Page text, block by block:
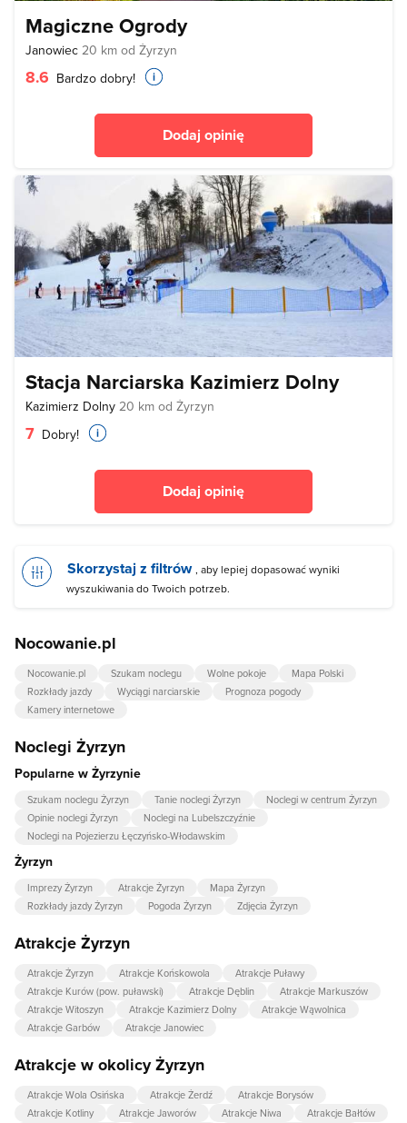
Magiczne Ogrody
Janowiec 20 km od Żyrzyn
8.6 Bardzo dobry!
Dodaj opinię
Stacja Narciarska Kazimierz Dolny
Kazimierz Dolny 20 km od Żyrzyn
7 Dobry!
Dodaj opinię
Skorzystaj z filtrów , aby lepiej dopasować wyniki
wyszukiwania do Twoich potrzeb.
Nocowanie.pl
Nocowanie.pl Szukam noclegu Wolne pokoje
Mapa Polski
Rozkłady jazdy
Wyciągi narciarskie
Prognoza pogody
Kamery internetowe
Noclegi Żyrzyn
Popularne w Żyrzynie
Szukam noclegu Żyrzyn Tanie noclegi Żyrzyn
Noclegi w centrum Żyrzyn
Opinie noclegi Żyrzyn
Noclegi na Lubelszczyźnie
Noclegi na Pojezierzu Łęczyńsko-Włodawskim
Żyrzyn
Imprezy Żyrzyn Atrakcje Żyrzyn
Mapa Żyrzyn
Rozkłady jazdy Żyrzyn
Pogoda Żyrzyn Zdjęcia Żyrzyn
Atrakcje Żyrzyn
Atrakcje Żyrzyn Atrakcje Końskowola
Atrakcje Puławy
Atrakcje Kurów (pow. puławski)
Atrakcje Dęblin
Atrakcje Markuszów
Atrakcje Witoszyn
Atrakcje Kazimierz Dolny
Atrakcje Wąwolnica
Atrakcje Garbów
Atrakcje Janowiec
Atrakcje w okolicy Żyrzyn
Atrakcje Wola Osińska Atrakcje Żerdź
Atrakcje Borysów
Atrakcje Kotliny
Atrakcje Jaworów Atrakcje Niwa
Atrakcje Bałtów